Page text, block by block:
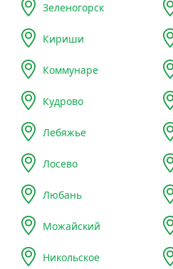
Зеленогорск
Кириши
Коммунаре
Кудрово
Лебяжье
Лосево
Любань
Можайский
Никольское